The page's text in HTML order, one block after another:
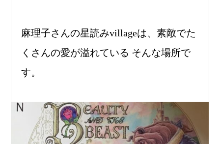
麻理子さんの星読みvillageは、素敵でた
くさんの愛が溢れている そんな場所で
す。